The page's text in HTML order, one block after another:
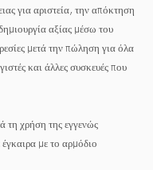
για αριστεία, την απόκτηση
αξίας μέσω του
μετά την πώληση για όλα
και άλλες συσκευές που
τη χρήση της εγγενώς
με το αρμόδιο